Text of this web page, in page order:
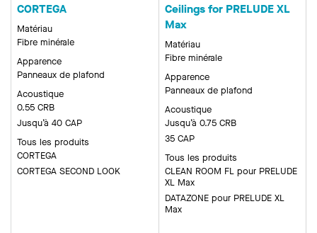
CORTEGA
Matériau
Fibre minérale
Apparence
Panneaux de plafond
Acoustique
0.55 CRB
Jusqu’à 40 CAP
Tous les produits
CORTEGA
CORTEGA SECOND LOOK
Ceilings for PRELUDE XL
Max
Matériau
Fibre minérale
Apparence
Panneaux de plafond
Acoustique
Jusqu’à 0.75 CRB
35 CAP
Tous les produits
CLEAN ROOM FL pour PRELUDE
XL Max
DATAZONE pour PRELUDE XL
Max